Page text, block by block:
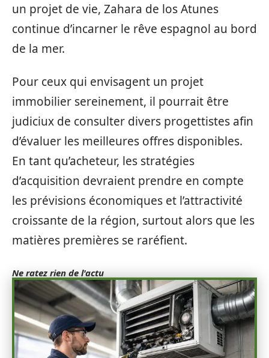
un projet de vie, Zahara de los Atunes
continue d’incarner le rêve espagnol au bord
de la mer.
Pour ceux qui envisagent un projet
immobilier sereinement, il pourrait être
judiciux de consulter divers progettistes afin
d’évaluer les meilleures offres disponibles.
En tant qu’acheteur, les stratégies
d’acquisition devraient prendre en compte
les prévisions économiques et l’attractivité
croissante de la région, surtout alors que les
matières premières se raréfient.
Ne ratez rien de l'actu